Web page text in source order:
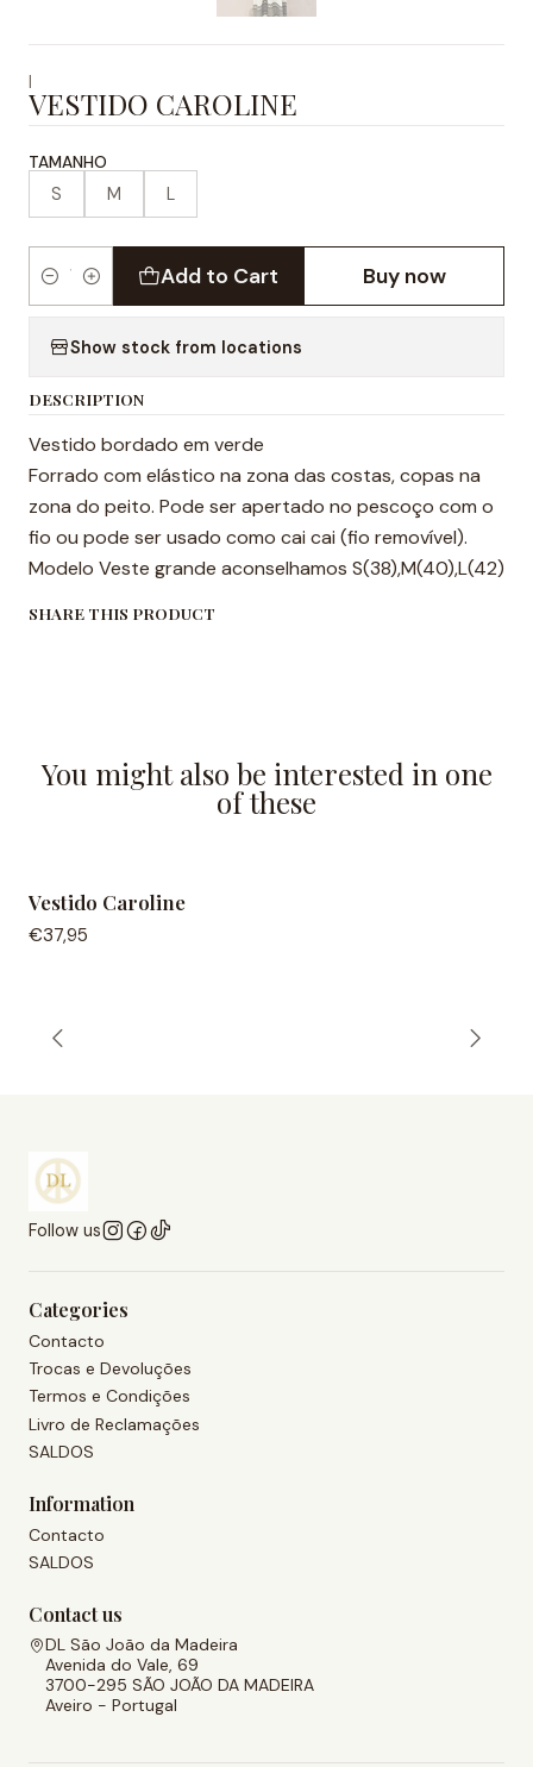
|
VESTIDO CAROLINE
TAMANHO
S M L
Quantity
Add to Cart Buy now
Show stock from locations
DESCRIPTION
Vestido bordado em verde
Forrado com elástico na zona das costas, copas na
zona do peito. Pode ser apertado no pescoço com o
fio ou pode ser usado como cai cai (fio removível).
Modelo Veste grande aconselhamos S(38),M(40),L(42)
SHARE THIS PRODUCT
You might also be interested in one
of these
Vestido Caroline
€37,95
Follow us
Categories
Contacto
Trocas e Devoluções
Termos e Condições
Livro de Reclamações
SALDOS
Information
Contacto
SALDOS
Contact us
DL São João da Madeira
Avenida do Vale, 69
3700-295 SÃO JOÃO DA MADEIRA
Aveiro - Portugal